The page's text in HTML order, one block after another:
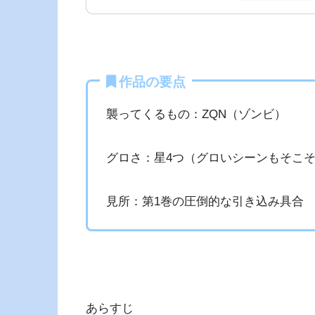
作品の要点
襲ってくるもの：ZQN（ゾンビ）
グロさ：星4つ（グロいシーンもそこ
見所：第1巻の圧倒的な引き込み具合
あらすじ